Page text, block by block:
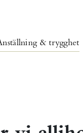
& trygghet